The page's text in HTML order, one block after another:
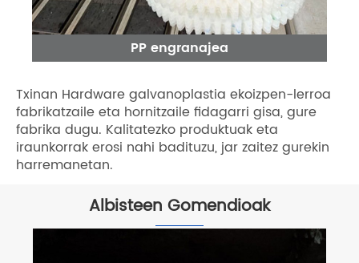
PP engranajea
Txinan Hardware galvanoplastia ekoizpen-lerroa
fabrikatzaile eta hornitzaile fidagarri gisa, gure
fabrika dugu. Kalitatezko produktuak eta
iraunkorrak erosi nahi badituzu, jar zaitez gurekin
harremanetan.
Albisteen Gomendioak